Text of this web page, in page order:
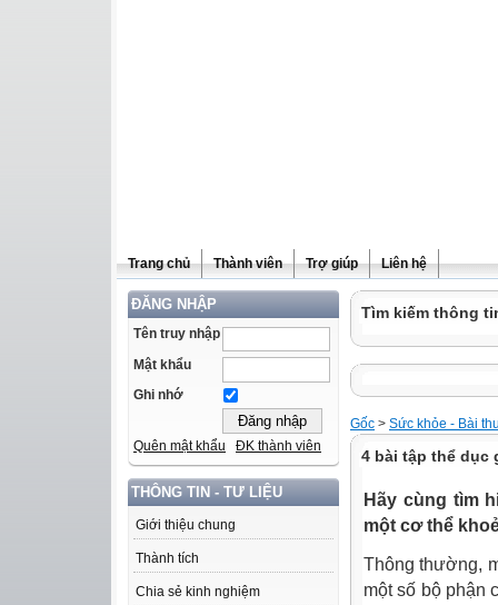
Trang chủ Thành viên Trợ giúp Liên hệ
ĐĂNG NHẬP
Tên truy nhập
Mật khẩu
Ghi nhớ
Quên mật khẩu ĐK thành viên
THÔNG TIN - TƯ LIỆU
Giới thiệu chung
Thành tích
Chia sẻ kinh nghiệm
Tìm kiếm thông
Gốc > Sức khỏe - Bài
4 bài tập thể dục
Hãy cùng tìm
một cơ thể
Thông thường,
một số bộ phận